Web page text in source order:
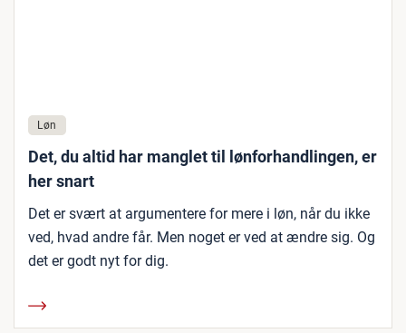
Løn
Det, du altid har manglet til lønforhandlingen, er
her snart
Det er svært at argumentere for mere i løn, når du ikke
ved, hvad andre får. Men noget er ved at ændre sig. Og
det er godt nyt for dig.